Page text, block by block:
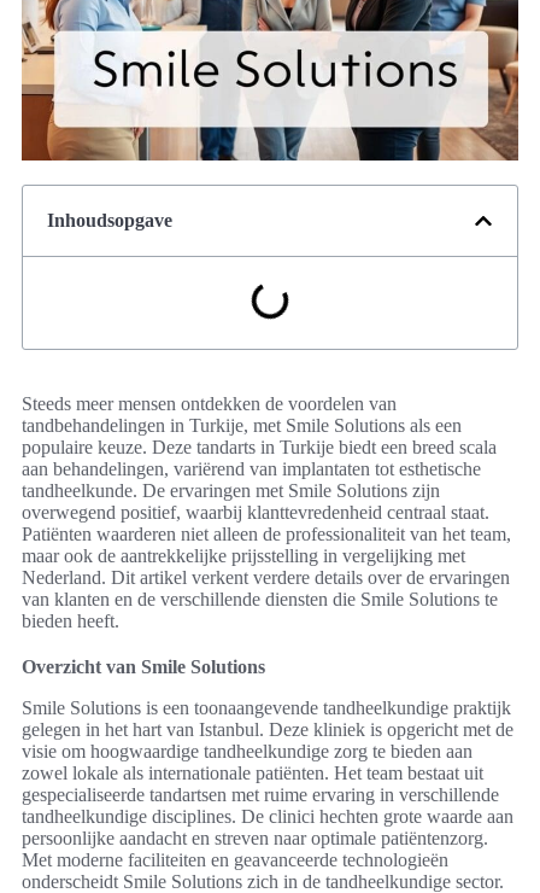
Inhoudsopgave
Steeds meer mensen ontdekken de voordelen van
tandbehandelingen in Turkije, met Smile Solutions als een
populaire keuze. Deze tandarts in Turkije biedt een breed scala
aan behandelingen, variërend van implantaten tot esthetische
tandheelkunde. De ervaringen met Smile Solutions zijn
overwegend positief, waarbij klanttevredenheid centraal staat.
Patiënten waarderen niet alleen de professionaliteit van het team,
maar ook de aantrekkelijke prijsstelling in vergelijking met
Nederland. Dit artikel verkent verdere details over de ervaringen
van klanten en de verschillende diensten die Smile Solutions te
bieden heeft.
Overzicht van Smile Solutions
Smile Solutions is een toonaangevende tandheelkundige praktijk
gelegen in het hart van Istanbul. Deze kliniek is opgericht met de
visie om hoogwaardige tandheelkundige zorg te bieden aan
zowel lokale als internationale patiënten. Het team bestaat uit
gespecialiseerde tandartsen met ruime ervaring in verschillende
tandheelkundige disciplines. De clinici hechten grote waarde aan
persoonlijke aandacht en streven naar optimale patiëntenzorg.
Met moderne faciliteiten en geavanceerde technologieën
onderscheidt Smile Solutions zich in de tandheelkundige sector.